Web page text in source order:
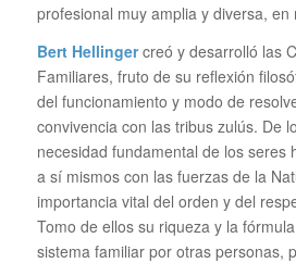
profesional muy amplia y diversa, en
Bert Hellingercreó y desarrolló las
Familiares, fruto de su reflexión
del funcionamiento y modo de
convivencia con las tribus zulús. De
necesidad fundamental de los seres
a sí mismos con las fuerzas de la
importancia vital del orden y del
Tomo de ellos su riqueza y la
sistema familiar por otras personas,